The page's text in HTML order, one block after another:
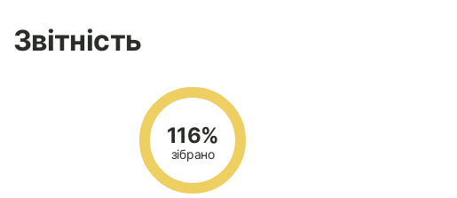
Звітність
116%
зібрано